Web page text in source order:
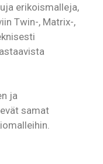
erikoismalleja,
Twin-, Matrix-,
ja
samat